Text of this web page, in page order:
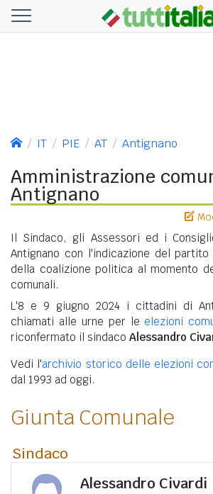
IT PIE AT Antignano
Amministrazione
Antignano
Il Sindaco, gli Assessori ed i
Antignano con l'indicazione del
della coalizione politica al momento
comunali.
L'8 e 9 giugno 2024 i cittadini di
chiamati alle urne per le elezioni
riconfermato il sindaco Alessandro
Vedi l'archivio storico delle elezioni
dal 1993 ad oggi.
Giunta Comunale
Sindaco
Alessandro Civardi